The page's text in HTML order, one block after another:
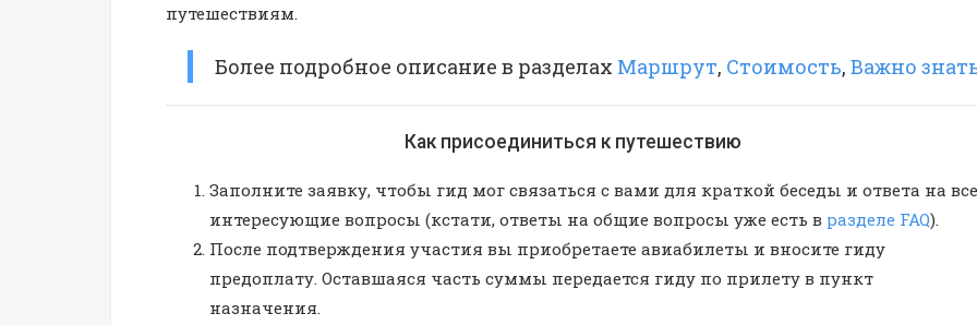
путешествиям.
Более подробное описание в разделах Маршрут, Стоимость, Важно
Как присоединиться к путешествию
Заполните заявку, чтобы гид мог связаться с вами для краткой беседы и ответа на все
интересующие вопросы (кстати, ответы на общие вопросы уже есть в разделе FAQ).
После подтверждения участия вы приобретаете авиабилеты и вносите гиду
предоплату. Оставшаяся часть суммы передается гиду по прилету в пункт
назначения.